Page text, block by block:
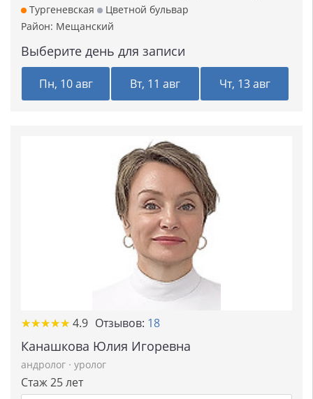
Тургеневская
Цветной бульвар
Район: Мещанский
Выберите день для записи
Пн, 10 авг Вт, 11 авг Чт, 13 авг
★★★★★
★★★★★ 4.9 Отзывов: 18
Канашкова Юлия Игоревна
андролог · уролог
Стаж 25 лет